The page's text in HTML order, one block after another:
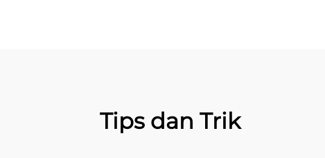
Tips dan Trik